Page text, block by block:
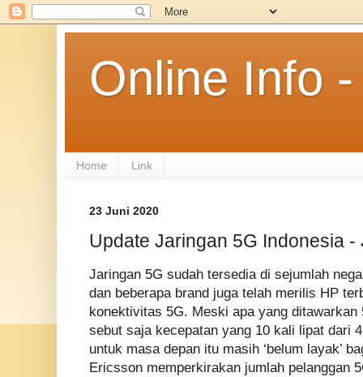
Online Info
Home Link
23 Juni 2020
Update Jaringan 5G Indonesia -
Jaringan 5G sudah tersedia di sejumlah
dan beberapa brand juga telah merilis HP
konektivitas 5G. Meski apa yang
sebut saja kecepatan yang 10 kali lipat dari
untuk masa depan itu masih ‘belum layak’
Ericsson memperkirakan jumlah pelanggan